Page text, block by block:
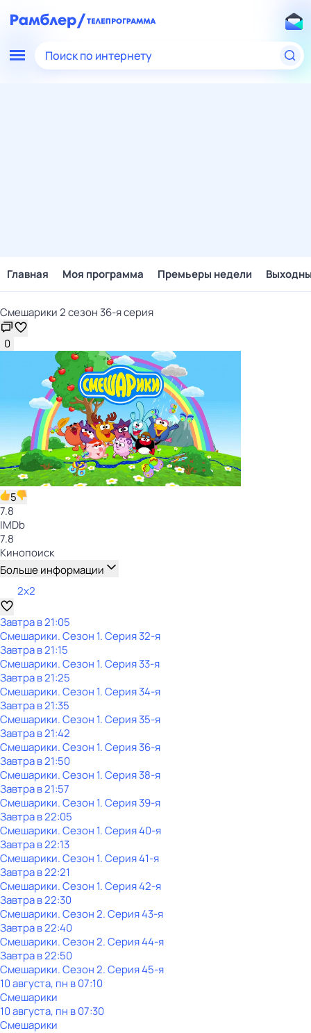
Поиск по интернету
Главная Моя программа Премьеры недели
Смешарики 2 сезон 36-я серия
0
5
7.8
IMDb
7.8
Кинопоиск
Больше информации
2x2
Завтра в 21:05
Смешарики. Сезон 1. Серия 32-я
Завтра в 21:15
Смешарики. Сезон 1. Серия 33-я
Завтра в 21:25
Смешарики. Сезон 1. Серия 34-я
Завтра в 21:35
Смешарики. Сезон 1. Серия 35-я
Завтра в 21:42
Смешарики. Сезон 1. Серия 36-я
Завтра в 21:50
Смешарики. Сезон 1. Серия 38-я
Завтра в 21:57
Смешарики. Сезон 1. Серия 39-я
Завтра в 22:05
Смешарики. Сезон 1. Серия 40-я
Завтра в 22:13
Смешарики. Сезон 1. Серия 41-я
Завтра в 22:21
Смешарики. Сезон 1. Серия 42-я
Завтра в 22:30
Смешарики. Сезон 2. Серия 43-я
Завтра в 22:40
Смешарики. Сезон 2. Серия 44-я
Завтра в 22:50
Смешарики. Сезон 2. Серия 45-я
10 августа, пн в 07:10
Смешарики
10 августа, пн в 07:30
Смешарики